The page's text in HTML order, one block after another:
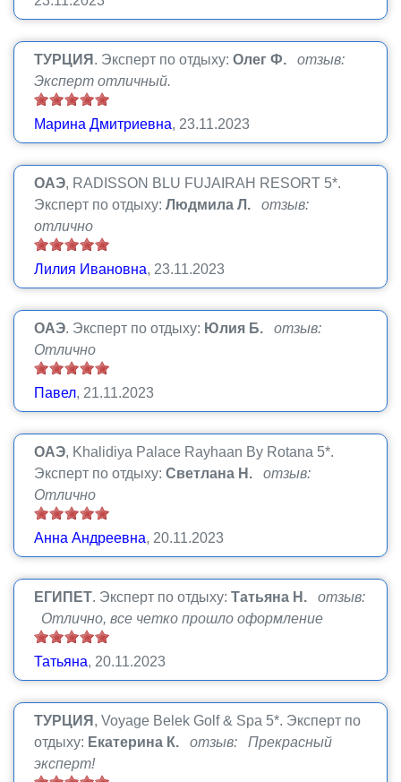
ТУРЦИЯ . Эксперт по отдыху: Олег Ф.
отзыв:
Эксперт отличный.
Марина Дмитриевна, 23.11.2023
ОАЭ, RADISSON BLU FUJAIRAH RESORT 5*.
Эксперт по отдыху: Людмила Л.
отзыв:
отлично
Лилия Ивановна, 23.11.2023
ОАЭ. Эксперт по отдыху: Юлия Б.
отзыв:
Отлично
Павел, 21.11.2023
ОАЭ, Khalidiya Palace Rayhaan By Rotana 5*.
Эксперт по отдыху: Светлана Н.
отзыв:
Отлично
Анна Андреевна, 20.11.2023
ЕГИПЕТ. Эксперт по отдыху: Татьяна Н.
отзыв:
Отлично, все четко прошло оформление
Татьяна, 20.11.2023
ТУРЦИЯ , Voyage Belek Golf & Spa 5*. Эксперт по
отдыху: Екатерина К.
отзыв: Прекрасный
эксперт!